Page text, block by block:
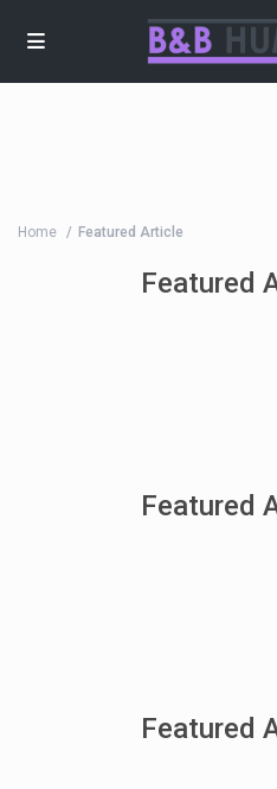
Home Featured Article
Featured
Featured
Featured